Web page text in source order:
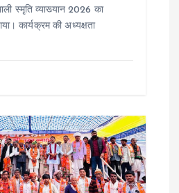
स्मृति व्याख्यान 2026 का
कार्यक्रम की अध्यक्षता